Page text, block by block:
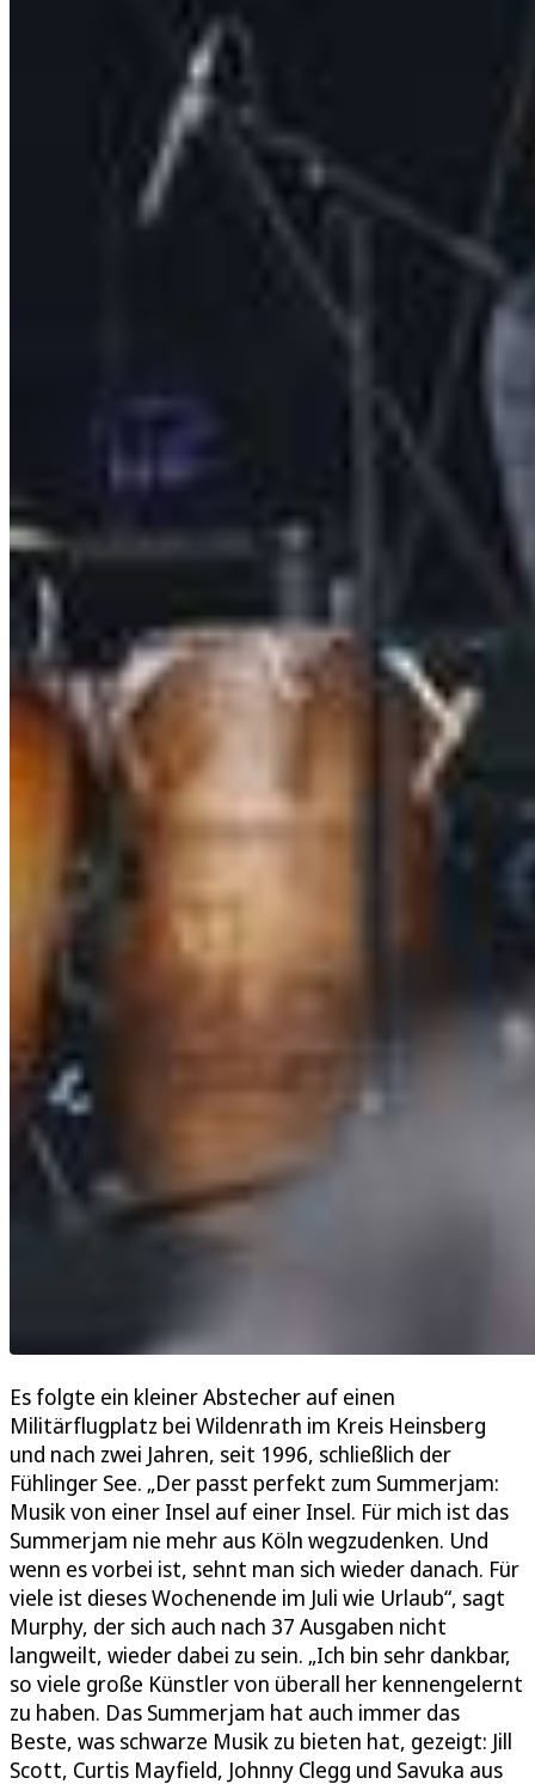
Es folgte ein kleiner Abstecher auf einen
Militärflugplatz bei Wildenrath im Kreis Heinsberg
und nach zwei Jahren, seit 1996, schließlich der
Fühlinger See. „Der passt perfekt zum Summerjam:
Musik von einer Insel auf einer Insel. Für mich ist das
Summerjam nie mehr aus Köln wegzudenken. Und
wenn es vorbei ist, sehnt man sich wieder danach. Für
viele ist dieses Wochenende im Juli wie Urlaub“, sagt
Murphy, der sich auch nach 37 Ausgaben nicht
langweilt, wieder dabei zu sein. „Ich bin sehr dankbar,
so viele große Künstler von überall her kennengelernt
zu haben. Das Summerjam hat auch immer das
Beste, was schwarze Musik zu bieten hat, gezeigt: Jill
Scott, Curtis Mayfield, Johnny Clegg und Savuka aus